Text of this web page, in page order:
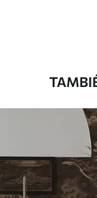
19900
23900
Vinilo
43816 .6726290